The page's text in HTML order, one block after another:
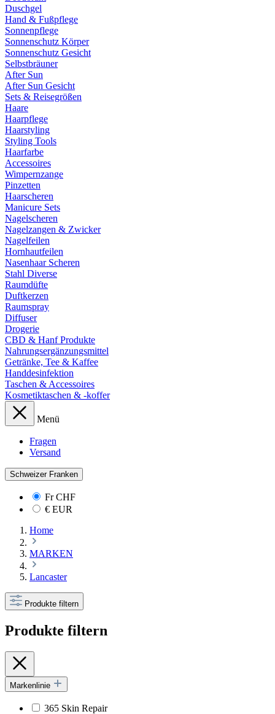
Duschgel
Hand & Fußpflege
Sonnenpflege
Sonnenschutz Körper
Sonnenschutz Gesicht
Selbstbräuner
After Sun
After Sun Gesicht
Sets & Reisegrößen
Haare
Haarpflege
Haarstyling
Styling Tools
Haarfarbe
Accessoires
Wimpernzange
Pinzetten
Haarscheren
Manicure Sets
Nagelscheren
Nagelzangen & Zwicker
Nagelfeilen
Hornhautfeilen
Nasenhaar Scheren
Stahl Diverse
Raumdüfte
Duftkerzen
Raumspray
Diffuser
Drogerie
CBD & Hanf Produkte
Nahrungsergänzungsmittel
Getränke, Tee & Kaffee
Handdesinfektion
Taschen & Accessoires
Kosmetiktaschen & -koffer
Menü
Fragen
Versand
Schweizer Franken
FrCHF
€ EUR
Home
MARKEN
Lancaster
Produkte filtern
Produkte filtern
Markenlinie
365 Skin Repair